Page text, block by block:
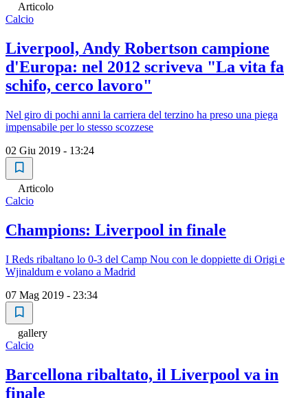
Articolo
Calcio
Liverpool, Andy Robertson campione
d'Europa: nel 2012 scriveva "La vita fa
schifo, cerco lavoro"
Nel giro di pochi anni la carriera del terzino ha preso una piega
impensabile per lo stesso scozzese
02 Giu 2019 - 13:24
Articolo
Calcio
Champions: Liverpool in finale
I Reds ribaltano lo 0-3 del Camp Nou con le doppiette di Origi e
Wjinaldum e volano a Madrid
07 Mag 2019 - 23:34
gallery
Calcio
Barcellona ribaltato, il Liverpool va in
finale